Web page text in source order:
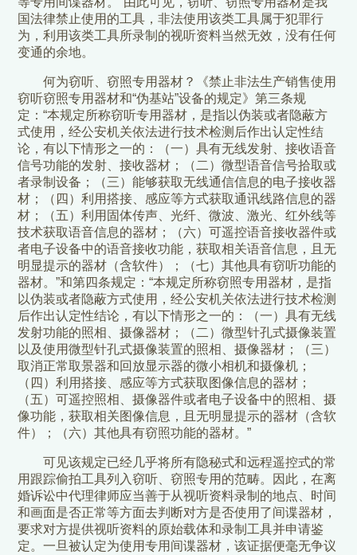
国法律禁止使用的工具，非法使用该类工具属于犯罪行
为，利用该类工具所录制的视听资料当然无效，没有任何
变通的余地。
何为窃听、窃照专用器材？《禁止非法生产销售使用
窃听窃照专用器材和“伪基站”设备的规定》第三条规
定：“本规定所称窃听专用器材，是指以伪装或者隐蔽方
式使用，经公安机关依法进行技术检测后作出认定性结
论，有以下情形之一的：（一）具有无线发射、接收语音
信号功能的发射、接收器材；（二）微型语音信号拾取或
者录制设备；（三）能够获取无线通信信息的电子接收器
材；（四）利用搭接、感应等方式获取通讯线路信息的器
材；（五）利用固体传声、光纤、微波、激光、红外线等
技术获取语音信息的器材；（六）可遥控语音接收器件或
者电子设备中的语音接收功能，获取相关语音信息，且无
明显提示的器材（含软件）；（七）其他具有窃听功能的
器材。”和第四条规定：“本规定所称窃照专用器材，是指
以伪装或者隐蔽方式使用，经公安机关依法进行技术检测
后作出认定性结论，有以下情形之一的：（一）具有无线
发射功能的照相、摄像器材；（二）微型针孔式摄像装置
以及使用微型针孔式摄像装置的照相、摄像器材；（三）
取消正常取景器和回放显示器的微小相机和摄像机；
（四）利用搭接、感应等方式获取图像信息的器材；
（五）可遥控照相、摄像器件或者电子设备中的照相、摄
像功能，获取相关图像信息，且无明显提示的器材（含软
件）；（六）其他具有窃照功能的器材。”
可见该规定已经几乎将所有隐秘式和远程遥控式的常
用跟踪偷拍工具列入窃听、窃照专用的范畴。因此，在离
婚诉讼中代理律师应当善于从视听资料录制的地点、时间
和画面是否正常等方面去判断对方是否使用了间谍器材，
要求对方提供视听资料的原始载体和录制工具并申请鉴
定。一旦被认定为使用专用间谍器材，该证据便毫无争议